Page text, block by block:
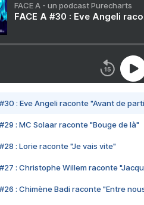
FACE A - un podcast Purecharts
FACE A #30 : Eve Angeli
#30 : Eve Angeli raconte "Avant de
#29 : MC Solaar raconte "Bouge de là"
#28 : Lorie raconte "Je vais vite"
#27 : Christophe Willem raconte
#26 : Chimène Badi raconte "Entre